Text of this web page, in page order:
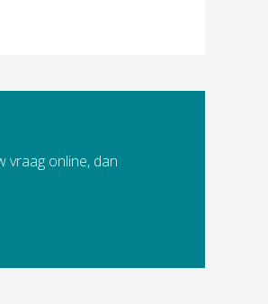
vraag online, dan